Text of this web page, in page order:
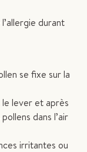
durant
se fixe sur la
lever et après
dans l’air
irritantes ou